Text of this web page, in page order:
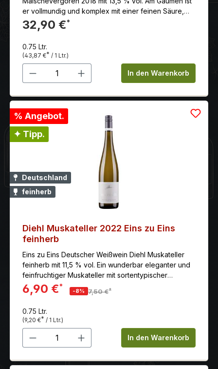
er vollmundig und komplex mit einer feinen Säure,
die für Frische sorgt. Die Maischegärung verleiht ihm
eine gewisse Tanninstruktur und eine leicht bittere
32,90 €*
0.75 Ltr.
(43,87 €* / 1 Ltr.)
Produkt Anzahl: Gib denIn den Warenkorb
% Angebot.
✦ Tipp.
Deutschland
feinherb
Diehl Muskateller 2022 Eins zu Eins
feinherb
Eins zu Eins Deutscher Weißwein Diehl Muskateller
feinherb mit 11,5 % vol. Ein wunderbar eleganter und
feinfruchtiger Muskateller mit sortentypischer
komplexer Aromatik und herrlichem Trinkfluss.
6,90 €*
-8% 7,50 €*
0.75 Ltr.
(9,20 €* / 1 Ltr.)
Produkt Anzahl: Gib denIn den Warenkorb